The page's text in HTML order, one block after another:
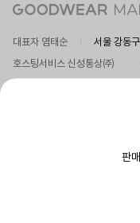
판
대표자 염태순 서울 강동
호스팅서비스 신성통상㈜